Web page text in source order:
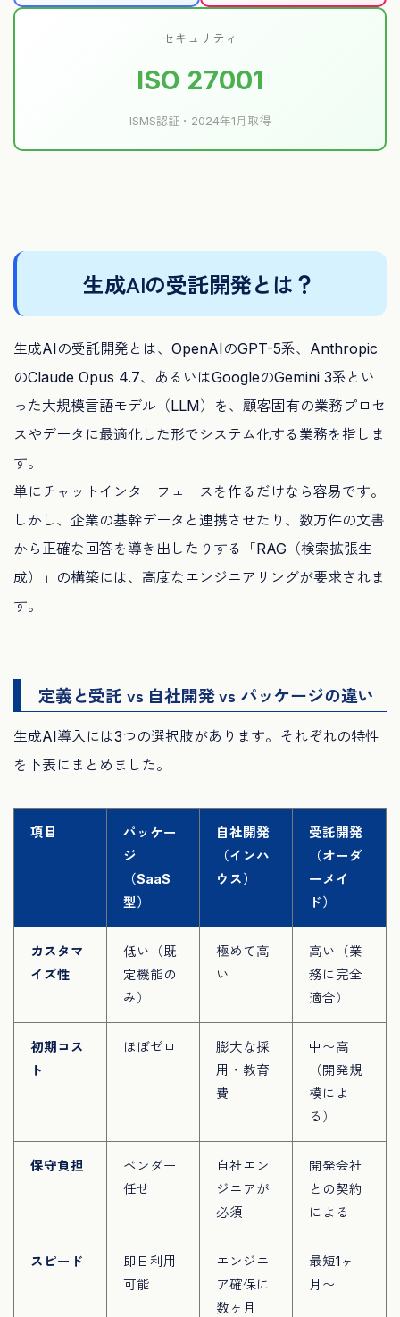
セキュリティ
ISO 27001
ISMS認証・2024年1月取得
生成AIの受託開発とは？
生成AIの受託開発とは、OpenAIのGPT-5系、Anthropic
のClaude Opus 4.7、あるいはGoogleのGemini 3系とい
った大規模言語モデル（LLM）を、顧客固有の業務プロセ
スやデータに最適化した形でシステム化する業務を指しま
す。
単にチャットインターフェースを作るだけなら容易です。
しかし、企業の基幹データと連携させたり、数万件の文書
から正確な回答を導き出したりする「RAG（検索拡張生
成）」の構築には、高度なエンジニアリングが要求されま
す。
定義と受託 vs 自社開発 vs パッケージの違い
生成AI導入には3つの選択肢があります。それぞれの特性
を下表にまとめました。
項目
パッケー
ジ
（SaaS
型）
自社開発
（インハ
ウス）
受託開発
（オーダ
ーメイ
ド）
カスタマ
イズ性
低い（既
定機能の
み）
極めて高
い
高い（業
務に完全
適合）
初期コス
ト
ほぼゼロ
膨大な採
用・教育
費
中〜高
（開発規
模によ
る）
保守負担
ベンダー
任せ
自社エン
ジニアが
必須
開発会社
との契約
による
スピード
即日利用
可能
エンジニ
ア確保に
数ヶ月
最短1ヶ
月〜